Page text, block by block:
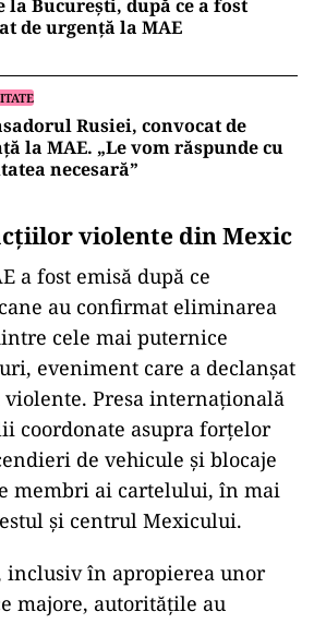
la București, după ce a fost
de urgență la MAE
Rusiei, convocat de
la MAE. „Le vom răspunde cu
necesară”
violente din Mexic
a fost emisă după ce
au confirmat eliminarea
cele mai puternice
eveniment care a declanșat
Presa internațională
coordonate asupra forțelor
de vehicule și blocaje
membri ai cartelului, în mai
și centrul Mexicului.
inclusiv în apropierea unor
majore, autoritățile au